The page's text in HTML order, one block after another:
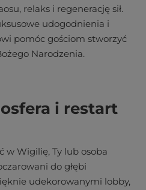
relaks i regenerację sił.
udogodnienia i
pomóc gościom stworzyć
Narodzenia.
i restart
w Wigilię, Ty lub osoba
do głębi
udekorowanymi lobby,